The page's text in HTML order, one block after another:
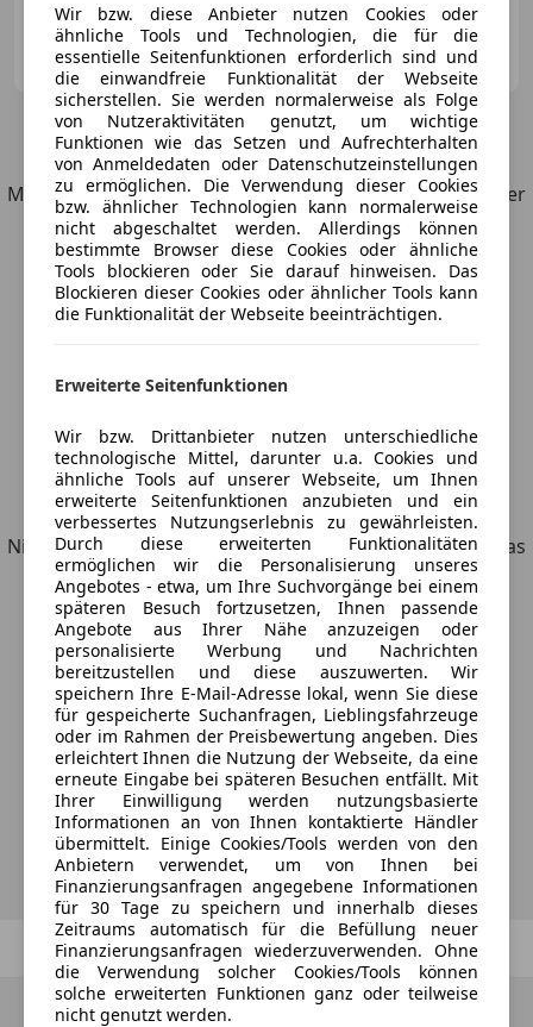
Privat
AT-8570 Voitsberg
4Angebote für Mercedes-Benz 350
Möchtest du automatisch über neue Fahrzeuge zu deiner
Suche informiert werden?
Suche speichern
Entdecke ähnliche Fahrzeuge
Nicht ganz deine Suchkriterien, aber vielleicht genau, was
du suchst.
Möchtest du automatisch über neue
Fahrzeuge zu deiner Suche informiert
werden?
Suche speichern
Zurück 1/1 Weiter
Wir bzw. diese Anbieter nutzen Cookies oder
ähnliche Tools und Technologien, die für die
essentielle Seitenfunktionen erforderlich sind und
die einwandfreie Funktionalität der Webseite
sicherstellen. Sie werden normalerweise als Folge
von Nutzeraktivitäten genutzt, um wichtige
Funktionen wie das Setzen und Aufrechterhalten
von Anmeldedaten oder Datenschutzeinstellungen
zu ermöglichen. Die Verwendung dieser Cookies
bzw. ähnlicher Technologien kann normalerweise
nicht abgeschaltet werden. Allerdings können
bestimmte Browser diese Cookies oder ähnliche
Tools blockieren oder Sie darauf hinweisen. Das
Blockieren dieser Cookies oder ähnlicher Tools kann
die Funktionalität der Webseite beeinträchtigen.
Erweiterte Seitenfunktionen
Wir bzw. Drittanbieter nutzen unterschiedliche
technologische Mittel, darunter u.a. Cookies und
ähnliche Tools auf unserer Webseite, um Ihnen
erweiterte Seitenfunktionen anzubieten und ein
verbessertes Nutzungserlebnis zu gewährleisten.
Durch diese erweiterten Funktionalitäten
ermöglichen wir die Personalisierung unseres
Angebotes - etwa, um Ihre Suchvorgänge bei einem
späteren Besuch fortzusetzen, Ihnen passende
Angebote aus Ihrer Nähe anzuzeigen oder
personalisierte Werbung und Nachrichten
bereitzustellen und diese auszuwerten. Wir
speichern Ihre E-Mail-Adresse lokal, wenn Sie diese
für gespeicherte Suchanfragen, Lieblingsfahrzeuge
oder im Rahmen der Preisbewertung angeben. Dies
erleichtert Ihnen die Nutzung der Webseite, da eine
erneute Eingabe bei späteren Besuchen entfällt. Mit
Ihrer Einwilligung werden nutzungsbasierte
Informationen an von Ihnen kontaktierte Händler
übermittelt. Einige Cookies/Tools werden von den
Anbietern verwendet, um von Ihnen bei
Finanzierungsanfragen angegebene Informationen
für 30 Tage zu speichern und innerhalb dieses
Zeitraums automatisch für die Befüllung neuer
Finanzierungsanfragen wiederzuverwenden. Ohne
die Verwendung solcher Cookies/Tools können
solche erweiterten Funktionen ganz oder teilweise
nicht genutzt werden.